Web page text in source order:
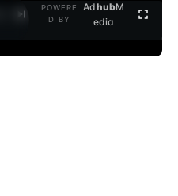
POWERE
D BY
AdhubM
edia